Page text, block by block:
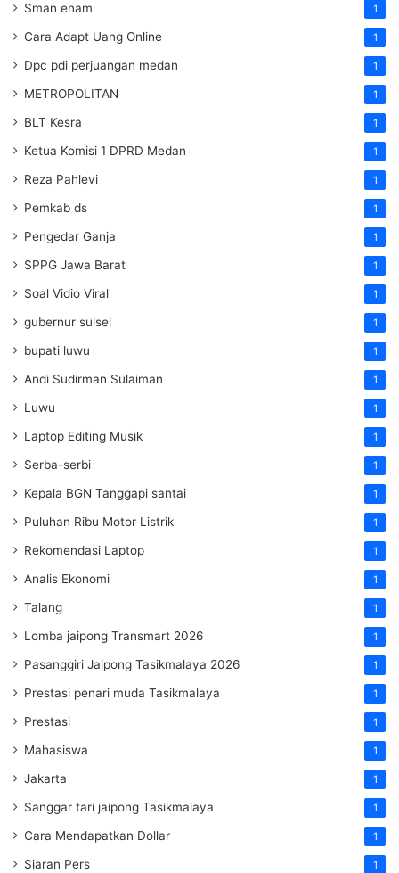
Sman enam 1
Cara Adapt Uang Online 1
Dpc pdi perjuangan medan 1
METROPOLITAN 1
BLT Kesra 1
Ketua Komisi 1 DPRD Medan 1
Reza Pahlevi 1
Pemkab ds 1
Pengedar Ganja 1
SPPG Jawa Barat 1
Soal Vidio Viral 1
gubernur sulsel 1
bupati luwu 1
Andi Sudirman Sulaiman 1
Luwu 1
Laptop Editing Musik 1
Serba-serbi 1
Kepala BGN Tanggapi santai 1
Puluhan Ribu Motor Listrik 1
Rekomendasi Laptop 1
Analis Ekonomi 1
Talang 1
Lomba jaipong Transmart 2026 1
Pasanggiri Jaipong Tasikmalaya 2026 1
Prestasi penari muda Tasikmalaya 1
Prestasi 1
Mahasiswa 1
Jakarta 1
Sanggar tari jaipong Tasikmalaya 1
Cara Mendapatkan Dollar 1
Siaran Pers 1